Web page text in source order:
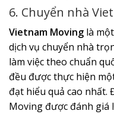
6. Chuyển nhà
Vietnam Moving là
dịch vụ chuyển nhà
làm việc theo chuẩn
đều được thực hiện
đạt hiểu quả cao nhất.
Moving được đánh giá